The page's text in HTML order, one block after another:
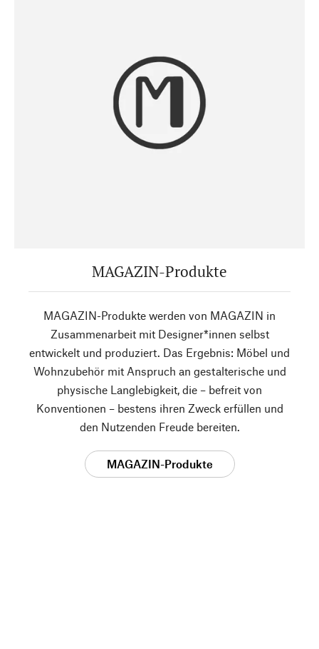
MAGAZIN-Produkte
MAGAZIN-Produkte werden von MAGAZIN in
Zusammenarbeit mit Designer*innen selbst
entwickelt und produziert. Das Ergebnis: Möbel und
Wohnzubehör mit Anspruch an gestalterische und
physische Langlebigkeit, die – befreit von
Konventionen – bestens ihren Zweck erfüllen und
den Nutzenden Freude bereiten.
MAGAZIN-Produkte